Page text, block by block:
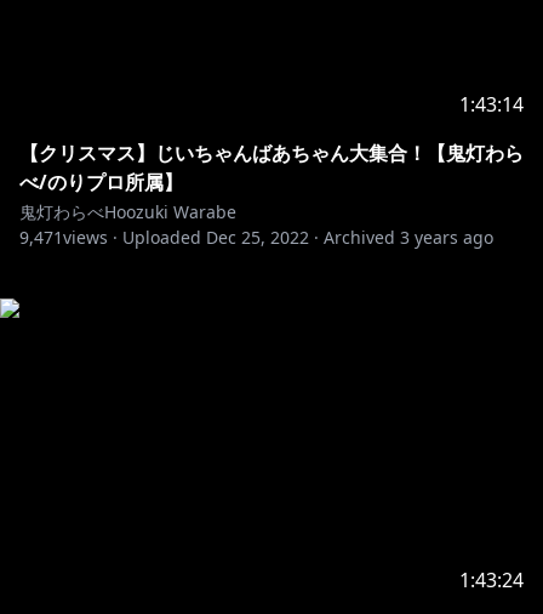
1:43:14
【クリスマス】じいちゃんばあちゃん大集合！【鬼灯わら
べ/のりプロ所属】
鬼灯わらべHoozuki Warabe
9,471views · Uploaded Dec 25, 2022 · Archived 3 years ago
1:43:24